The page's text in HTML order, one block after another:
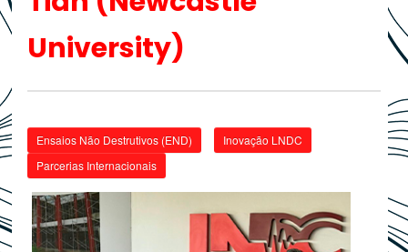
University)
Ensaios Não Destrutivos (END)
Inovação LNDC
Parcerias Internacionais